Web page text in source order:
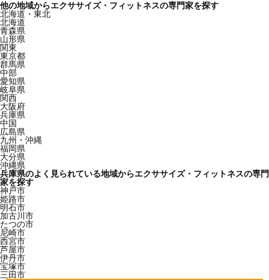
他の地域からエクササイズ・フィットネスの専門家を探す
北海道・東北
北海道
青森県
山形県
関東
東京都
群馬県
中部
愛知県
岐阜県
関西
大阪府
兵庫県
中国
広島県
九州・沖縄
福岡県
大分県
沖縄県
兵庫県のよく見られている地域からエクササイズ・フィットネスの専門
家を探す
神戸市
姫路市
明石市
加古川市
たつの市
尼崎市
西宮市
芦屋市
伊丹市
宝塚市
三田市